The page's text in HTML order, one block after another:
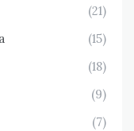
(21)
(15)
(18)
(9)
(7)